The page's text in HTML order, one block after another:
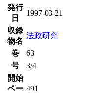
発行
日
1997-03-21
収録
物名
法政研究
巻
63
号
3/4
開始
ペー 491